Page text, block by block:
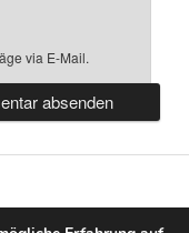
via E-Mail.